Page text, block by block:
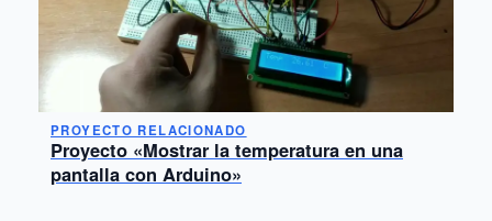
PROYECTO RELACIONADO
Proyecto «Mostrar la temperatura en una
pantalla con Arduino»